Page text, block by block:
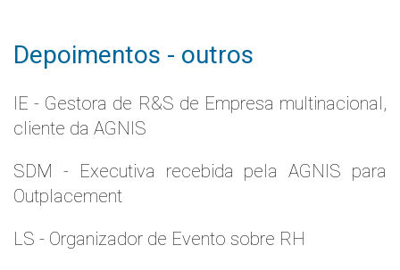
Depoimentos - outros
IE - Gestora de R&S de Empresa multinacional,
cliente da AGNIS
SDM - Executiva recebida pela AGNIS para
Outplacement
LS - Organizador de Evento sobre RH